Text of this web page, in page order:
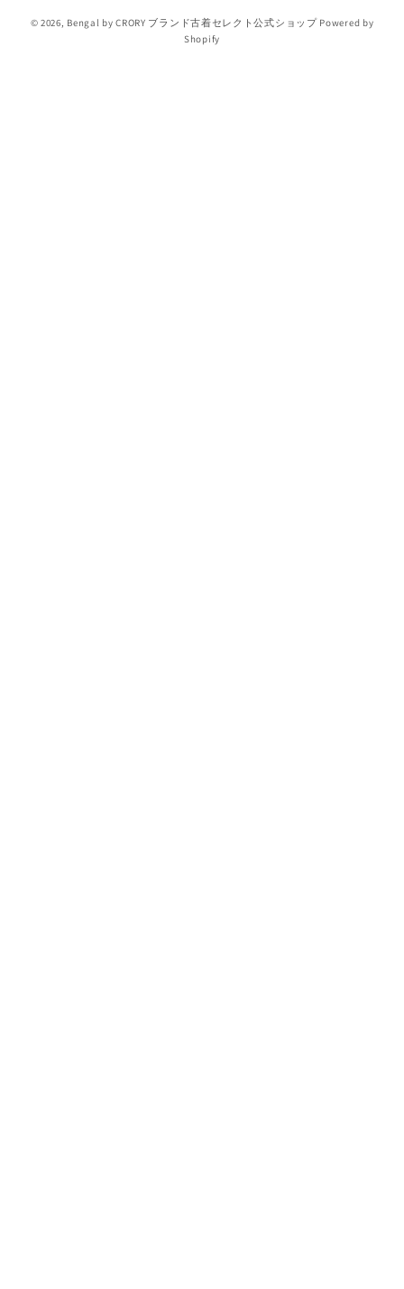
© 2026, Bengal by CRORY ブランド古着セレクト公式ショップ Powered by
Shopify